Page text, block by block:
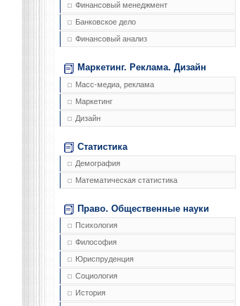
Финансовый менеджмент
Банковское дело
Финансовый анализ
Маркетинг. Реклама. Дизайн
Масс-медиа, реклама
Маркетинг
Дизайн
Статистика
Демография
Математическая статистика
Право. Общественные науки
Психология
Философия
Юриспруденция
Социология
История